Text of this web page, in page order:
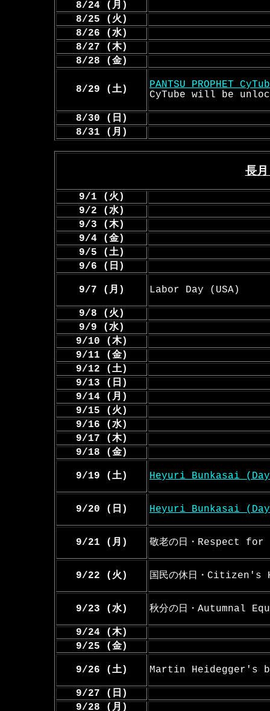
8/24 (月)
8/25 (火)
8/26 (水)
8/27 (木)
8/28 (金)
8/29 (土)
PANTSU PROPHET
CyTube will be
8/30 (日)
8/31 (月)
長月
9/1 (火)
9/2 (水)
9/3 (木)
9/4 (金)
9/5 (土)
9/6 (日)
9/7 (月) Labor Day (USA)
9/8 (火)
9/9 (水)
9/10 (木)
9/11 (金)
9/12 (土)
9/13 (日)
9/14 (月)
9/15 (火)
9/16 (水)
9/17 (木)
9/18 (金)
9/19 (土) Heyuri Bunkasai
9/20 (日) Heyuri Bunkasai
9/21 (月) 敬老の日・Respect
9/22 (火) 国民の休日・Citizen's
9/23 (水) 秋分の日・Autumnal
9/24 (木)
9/25 (金)
9/26 (土) Martin Heidegger's
9/27 (日)
9/28 (月)